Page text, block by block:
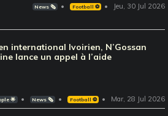
News 🗞️ Football ⚽️ Jeu, 30 Jul 2026
international Ivoirien, N’Gossan
lance un appel à l’aide
🌟 News 🗞️ Football ⚽️ Mar, 28 Jul 2026